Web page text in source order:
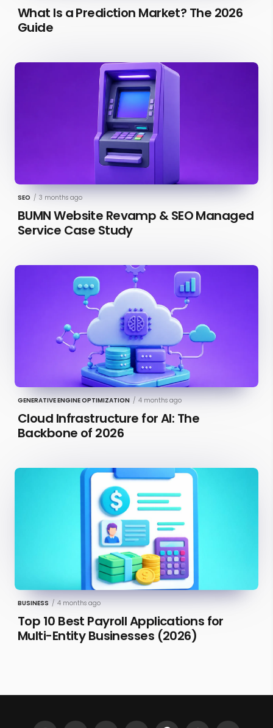
What Is a Prediction Market? The 2026
Guide
SEO / 3 months ago
BUMN Website Revamp & SEO Managed
Service Case Study
GENERATIVE ENGINE OPTIMIZATION / 4 months ago
Cloud Infrastructure for AI: The
Backbone of 2026
BUSINESS / 4 months ago
Top 10 Best Payroll Applications for
Multi-Entity Businesses (2026)